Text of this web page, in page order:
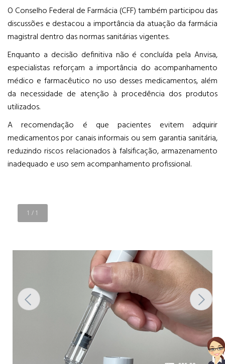
O Conselho Federal de Farmácia (CFF) também participou das
discussões e destacou a importância da atuação da farmácia
magistral dentro das normas sanitárias vigentes.
Enquanto a decisão definitiva não é concluída pela Anvisa,
especialistas reforçam a importância do acompanhamento
médico e farmacêutico no uso desses medicamentos, além
da necessidade de atenção à procedência dos produtos
utilizados.
A recomendação é que pacientes evitem adquirir
medicamentos por canais informais ou sem garantia sanitária,
reduzindo riscos relacionados à falsificação, armazenamento
inadequado e uso sem acompanhamento profissional.
1 / 1